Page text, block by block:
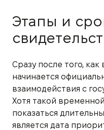
Этапы и
Сразу после того, как
начинается
взаимодействия с
Хотя такой
показаться
является дата